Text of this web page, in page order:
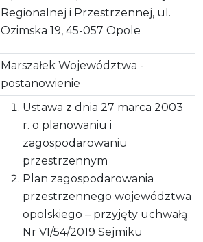
Regionalnej i Przestrzennej, ul.
Ozimska 19, 45-057 Opole
Marszałek Województwa -
postanowienie
Ustawa z dnia 27 marca 2003
r. o planowaniu i
zagospodarowaniu
przestrzennym
Plan zagospodarowania
przestrzennego województwa
opolskiego – przyjęty uchwałą
Nr VI/54/2019 Sejmiku